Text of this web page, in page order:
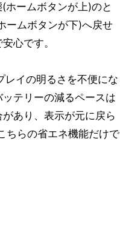
ームボタンが上)のと
ームボタンが下)へ戻せ
心です。
レイの明るさを不便にな
テリーの減るペースは
あり、表示が元に戻ら
ちらの省エネ機能だけで